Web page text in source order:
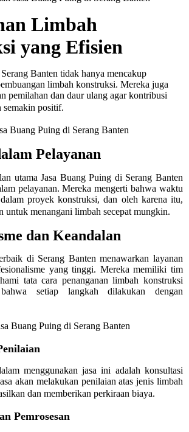
Limbah
yang Efisien
Banten tidak hanya mencakup
limbah konstruksi. Mereka juga
pemilahan dan daur ulang agar kontribusi
semakin positif.
Buang Puing di Serang Banten
Pelayanan
utama Jasa Buang Puing di Serang Banten
pelayanan. Mereka mengerti bahwa waktu
proyek konstruksi, dan oleh karena itu,
untuk menangani limbah secepat mungkin.
dan Keandalan
di Serang Banten menawarkan layanan
yang tinggi. Mereka memiliki tim
tata cara penanganan limbah konstruksi
setiap langkah dilakukan dengan
Buang Puing di Serang Banten
menggunakan jasa ini adalah konsultasi
akan melakukan penilaian atas jenis limbah
dan memberikan perkiraan biaya.
Pemrosesan